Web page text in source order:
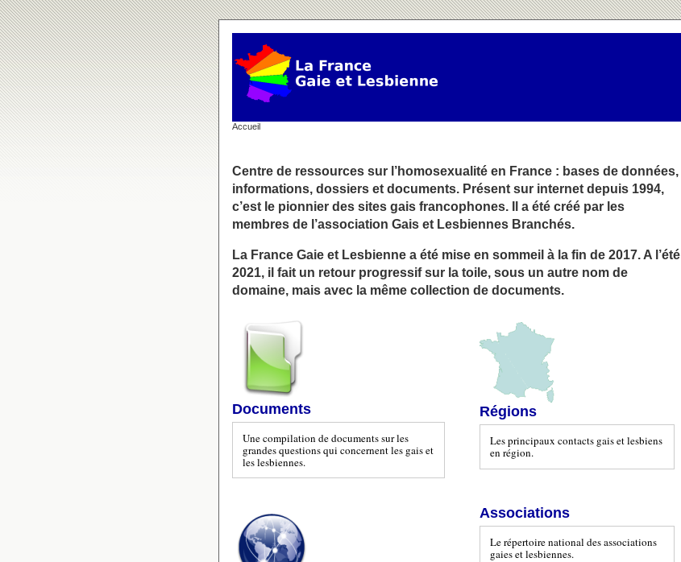
Accueil
Centre de ressources sur l’homosexualité en France : bases de données,
informations, dossiers et documents. Présent sur internet depuis 1994,
c’est le pionnier des sites gais francophones. Il a été créé par les
membres de l’association Gais et Lesbiennes Branchés.
La France Gaie et Lesbienne a été mise en sommeil à la fin de 2017. A l’été
2021, il fait un retour progressif sur la toile, sous un autre nom de
domaine, mais avec la même collection de documents.
Documents
Une compilation de documents sur les
grandes questions qui concernent les gais et
les lesbiennes.
Régions
Les principaux contacts gais et lesbiens
en région.
Associations
Le répertoire national des associations
gaies et lesbiennes.